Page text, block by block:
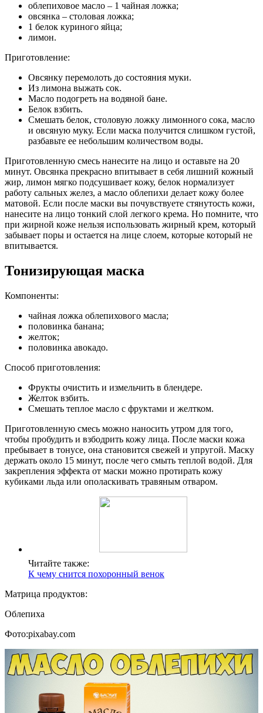
облепиховое масло – 1 чайная ложка;
овсянка – столовая ложка;
1 белок куриного яйца;
лимон.
Приготовление:
Овсянку перемолоть до состояния муки.
Из лимона выжать сок.
Масло подогреть на водяной бане.
Белок взбить.
Смешать белок, столовую ложку лимонного сока, масло
и овсяную муку. Если маска получится слишком густой,
разбавьте ее небольшим количеством воды.
Приготовленную смесь нанесите на лицо и оставьте на 20
минут. Овсянка прекрасно впитывает в себя лишний кожный
жир, лимон мягко подсушивает кожу, белок нормализует
работу сальных желез, а масло облепихи делает кожу более
матовой. Если после маски вы почувствуете стянутость кожи,
нанесите на лицо тонкий слой легкого крема. Но помните, что
при жирной коже нельзя использовать жирный крем, который
забывает поры и остается на лице слоем, которые который не
впитывается.
Тонизирующая маска
Компоненты:
чайная ложка облепихового масла;
половинка банана;
желток;
половинка авокадо.
Способ приготовления:
Фрукты очистить и измельчить в блендере.
Желток взбить.
Смешать теплое масло с фруктами и желтком.
Приготовленную смесь можно наносить утром для того,
чтобы пробудить и взбодрить кожу лица. После маски кожа
пребывает в тонусе, она становится свежей и упругой. Маску
держать около 15 минут, после чего смыть теплой водой. Для
закрепления эффекта от маски можно протирать кожу
кубиками льда или ополаскивать травяным отваром.
Читайте также:
К чему снится похоронный венок
Матрица продуктов:
Облепиха
Фото:pixabay.com